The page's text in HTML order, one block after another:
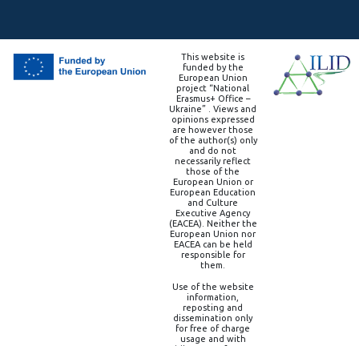
This website is
funded by the
European Union
project “National
Erasmus+ Office –
Ukraine” . Views and
opinions expressed
are however those
of the author(s) only
and do not
necessarily reflect
those of the
European Union or
European Education
and Culture
Executive Agency
(EACEA). Neither the
European Union nor
EACEA can be held
responsible for
them.
Use of the website
information,
reposting and
dissemination only
for free of charge
usage and with